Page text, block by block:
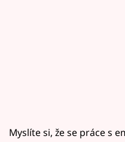
Myslíte si, že se práce s